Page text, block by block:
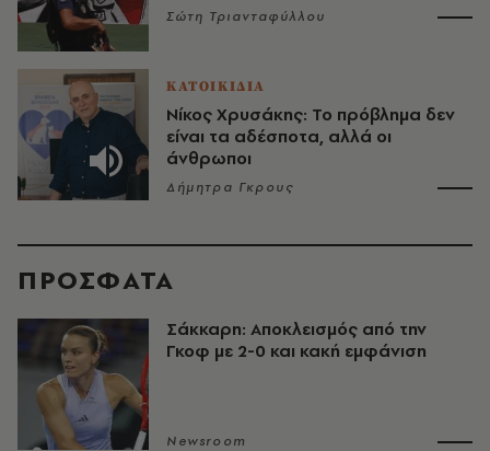
Σώτη Τριανταφύλλου
ΚΑΤΟΙΚΙΔΙΑ
Νίκος Χρυσάκης: Το πρόβλημα δεν
είναι τα αδέσποτα, αλλά οι
άνθρωποι
Δήμητρα Γκρους
ΠΡΟΣΦΑΤΑ
Σάκκαρη: Αποκλεισμός από την
Γκοφ με 2-0 και κακή εμφάνιση
Newsroom